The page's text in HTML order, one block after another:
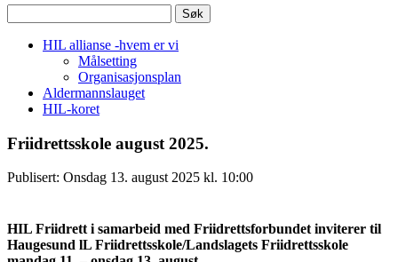
etter:
HIL allianse -hvem er vi
Målsetting
Organisasjonsplan
Aldermannslauget
HIL-koret
Friidrettsskole august 2025.
Publisert: Onsdag 13. august 2025 kl. 10:00
HIL Friidrett i samarbeid med Friidrettsforbundet inviterer til
Haugesund lL Friidrettsskole/Landslagets Friidrettsskole